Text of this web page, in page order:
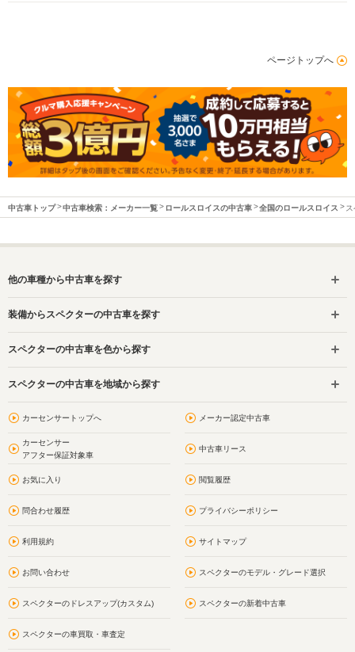
ページトップへ
中古車トップ 中古車検索：メーカー一覧 ロールスロイスの中古車 全国のロールスロイス
他の車種から中古車を探す
装備からスペクターの中古車を探す
スペクターの中古車を色から探す
スペクターの中古車を地域から探す
カーセンサートップへ メーカー認定中古車
カーセンサー
アフター保証対象車
中古車リース
お気に入り 閲覧履歴
問合わせ履歴 プライバシーポリシー
利用規約 サイトマップ
お問い合わせ スペクターのモデル・グレード選択
スペクターのドレスアップ(カスタム) スペクターの新着中古車
スペクターの車買取・車査定